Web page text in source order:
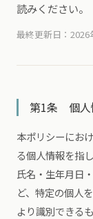
読みください。
最終更新日：2026
第1条 個人
本ポリシーにお
る個人情報を指
氏名・生年月日
ど、特定の個人
より識別できる